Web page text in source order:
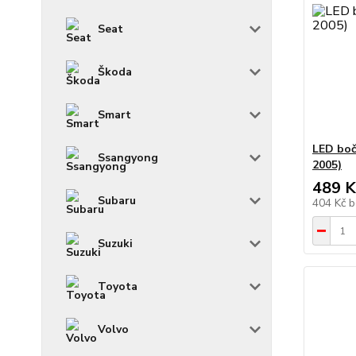
Seat
Škoda
Smart
Ssangyong
Subaru
Suzuki
Toyota
Volvo
LED
2005)
489
404 Kč